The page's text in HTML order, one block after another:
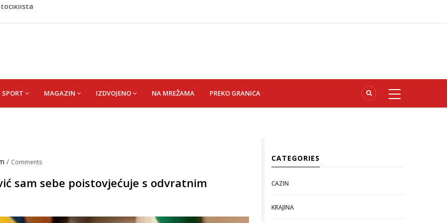
SEJAD
iz Bosanske Krupe, kojeg je usmrtila supruga
SPORT MAGAZIN IZDVOJENO NA MREŽAMA PREKO GRANICA
/ Comments
sam sebe poistovjećuje s odvratnim
CATEGORIES
CAZIN
KRAJINA